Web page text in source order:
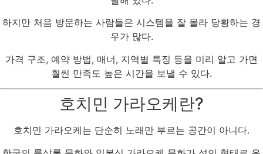
하지만 처음 방문하는 사람들은 시스템을 잘 몰라 당황하는 경
우가 많다.
가격 구조, 예약 방법, 매너, 지역별 특징 등을 미리 알고 가면
훨씬 만족도 높은 시간을 보낼 수 있다.
호치민 가라오케란?
호치민 가라오케는 단순히 노래만 부르는 공간이 아니다.